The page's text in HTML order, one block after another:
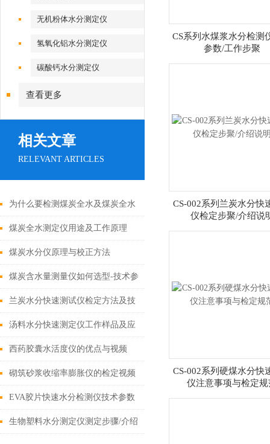
无机粉体水分测定仪
氢氧化铝水分测定仪
碳酸钙水分测定仪
查看更多
相关文章
RELEVANT ARTICLES
为什么要检测煤炭全水及煤炭全水
测定仪应用意义
煤炭全水测定仪用途及工作原理
煤炭水分仪原理与校正方法
煤炭含水量测量仪如何选型-技术参
数
兰炭水分快速测试仪检定方法及技
术指标
汤料水分快速测定仪工作样品及应
用指标
西药胶囊水活度仪的优点与视频
砌筑砂浆收缩率膨胀仪的检定视频
EVA胶片快速水分检测仪技术参数
及报价/价格
生物塑料水分测定仪测定步骤/介绍
CS系列水煤浆水分检测
参数/工作步聚
CS-002系列兰炭水分快
仪检定步聚/介绍说
CS-002系列硬煤水分快
仪注意事项与检定规